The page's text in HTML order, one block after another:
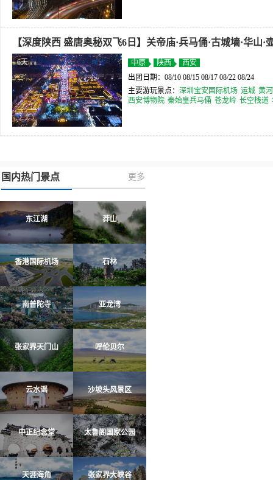
【深度陕西 盛唐奥秘双飞6日】关帝庙·兵马俑·古城墙·华山·
6天 中原 陕西
西安
出团日期：08/10 08/15 08/17 08/22 08/24
主要游玩景点： 深圳宝安国际机场 运城 黄
西安博物院 秦始皇兵马俑 苍龙岭 长空栈道
国内热门景点 更多
东江湖 莽山
香港国际机场 石林
南普陀寺 亚龙湾
张家界天门山 呼伦贝尔
云水谣 沙坡头风景区
中正纪念堂 太鲁阁国家公园
天涯海角 张家界大峡谷